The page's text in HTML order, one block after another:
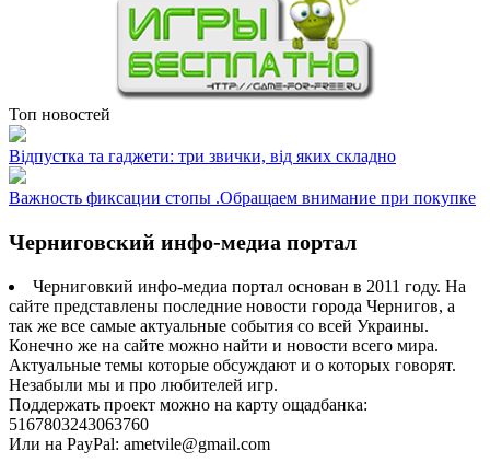
Топ новостей
Відпустка та гаджети: три звички, від яких складно
Важность фиксации стопы .Обращаем внимание при покупке
Черниговский инфо-медиа портал
Черниговкий инфо-медиа портал основан в 2011 году. На
сайте представлены последние новости города Чернигов, а
так же все самые актуальные события со всей Украины.
Конечно же на сайте можно найти и новости всего мира.
Актуальные темы которые обсуждают и о которых говорят.
Незабыли мы и про любителей игр.
Поддержать проект можно на карту ощадбанка:
5167803243063760
Или на PayPal: ametvile@gmail.com